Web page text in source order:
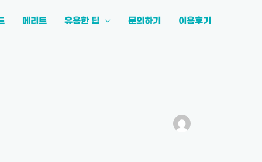
메리트 유용한 팁 문의하기 이용후기